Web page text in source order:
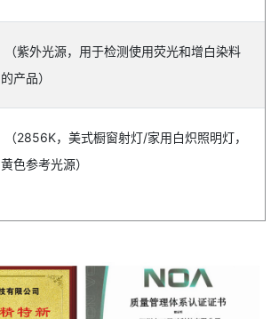
（紫外光源，用于检测使用荧光和增白染料
的产品）
（2856K，美式橱窗射灯/家用白炽照明灯，
黄色参考光源）